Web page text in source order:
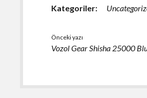
Kategoriler:
Önceki yazı
Vozol Gear Shisha 25000